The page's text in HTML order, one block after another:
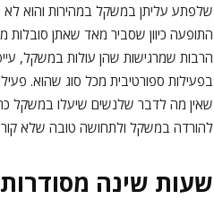
שלפתע עליתן במשקל במהירות והוא לא
התופעה כיוון שסביר מאד שאתן
הרבות שמרגישות שהן עולות במשקל,
בפעילות ספורטיבית מכל סוג שהוא.
שאין מה לדבר שלנשים שיעלו במשקל
להורדה במשקל ולתחושה טובה שלא
שעות שינה מסודרות